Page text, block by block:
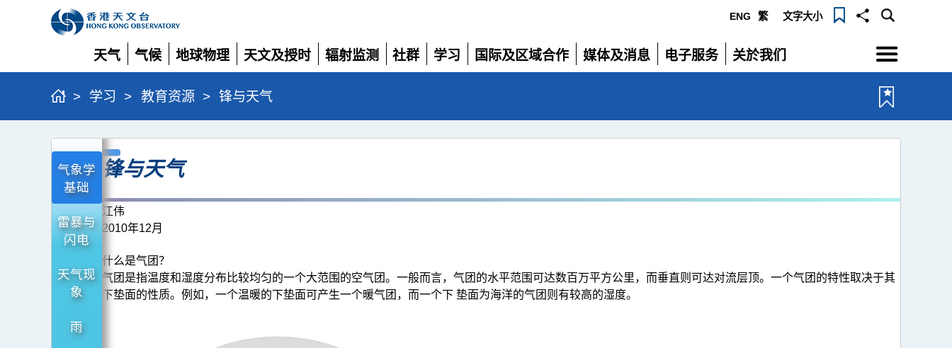
ENG 繁 文字大小
天气
展
开
气候
展
开
地球物理
展
开
天文及授时
展
开
辐射监测
展
社群
展
学习
展
国际及区域合作
展
媒体及消息
展
电子服务
展
关於我们
展
选
单
> 学习 > 教育资源 > 锋与天气
锋
与
天
气
气象学
基础
雷暴与
闪电
天气现
象
雨
锋与天气
江伟
2010年12月
什么是气团？
气团是指温度和湿度分布比较均匀的一个大范围的空气团。一般而言，气团的水平范围可达数百万平方公里，而垂直则可达对流层顶。一个气团的特性取决于其
下垫面的性质。例如，一个温暖的下垫面可产生一个暖气团，而一个下 垫面为海洋的气团则有较高的湿度。